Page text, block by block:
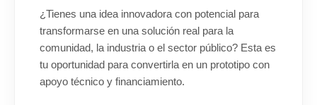
¿Tienes una idea innovadora con potencial para
transformarse en una solución real para la
comunidad, la industria o el sector público? Esta es
tu oportunidad para convertirla en un prototipo con
apoyo técnico y financiamiento.